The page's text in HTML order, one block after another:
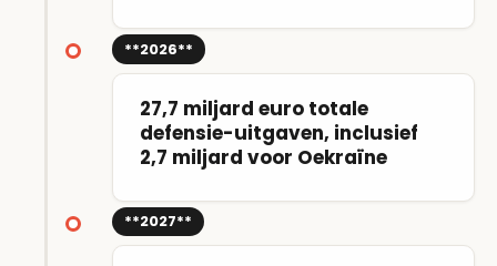
**2026**
27,7 miljard euro totale
defensie-uitgaven, inclusief
2,7 miljard voor Oekraïne
**2027**